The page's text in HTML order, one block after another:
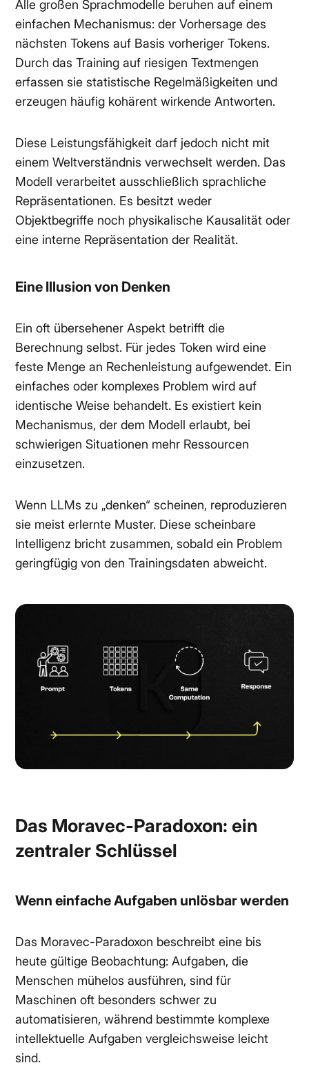
Alle großen Sprachmodelle beruhen auf einem
einfachen Mechanismus: der Vorhersage des
nächsten Tokens auf Basis vorheriger Tokens.
Durch das Training auf riesigen Textmengen
erfassen sie statistische Regelmäßigkeiten und
erzeugen häufig kohärent wirkende Antworten.
Diese Leistungsfähigkeit darf jedoch nicht mit
einem Weltverständnis verwechselt werden. Das
Modell verarbeitet ausschließlich sprachliche
Repräsentationen. Es besitzt weder
Objektbegriffe noch physikalische Kausalität oder
eine interne Repräsentation der Realität.
Eine Illusion von Denken
Ein oft übersehener Aspekt betrifft die
Berechnung selbst. Für jedes Token wird eine
feste Menge an Rechenleistung aufgewendet. Ein
einfaches oder komplexes Problem wird auf
identische Weise behandelt. Es existiert kein
Mechanismus, der dem Modell erlaubt, bei
schwierigen Situationen mehr Ressourcen
einzusetzen.
Wenn LLMs zu „denken“ scheinen, reproduzieren
sie meist erlernte Muster. Diese scheinbare
Intelligenz bricht zusammen, sobald ein Problem
geringfügig von den Trainingsdaten abweicht.
Das Moravec-Paradoxon: ein
zentraler Schlüssel
Wenn einfache Aufgaben unlösbar werden
Das Moravec-Paradoxon beschreibt eine bis
heute gültige Beobachtung: Aufgaben, die
Menschen mühelos ausführen, sind für
Maschinen oft besonders schwer zu
automatisieren, während bestimmte komplexe
intellektuelle Aufgaben vergleichsweise leicht
sind.